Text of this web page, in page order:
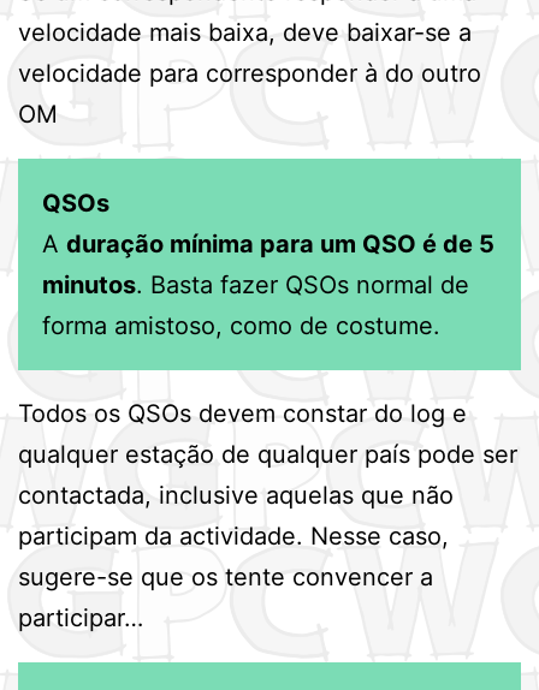
velocidade mais baixa, deve baixar-se a
velocidade para corresponder à do outro
OM
QSOs
A duração mínima para um QSO é de 5
minutos. Basta fazer QSOs normal de
forma amistoso, como de costume.
Todos os QSOs devem constar do log e
qualquer estação de qualquer país pode ser
contactada, inclusive aquelas que não
participam da actividade. Nesse caso,
sugere-se que os tente convencer a
participar…